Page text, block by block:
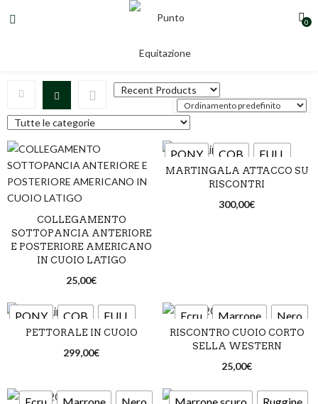
0
COLLEGAMENTO
SOTTOPANCIA ANTERIORE
E POSTERIORE AMERICANO
IN CUOIO LATIGO
25,00€
PONY COB FULL
Marrone
Nero
MARTINGALA ATTACCO SU
RISCONTRI
300,00€
PONY COB FULL
Nero
PETTORALE IN CUOIO
299,00€
Ecru Marrone Nero
RISCONTRO CUOIO CORTO
SELLA WESTERN
25,00€